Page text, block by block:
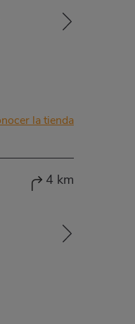
la tienda
4 km